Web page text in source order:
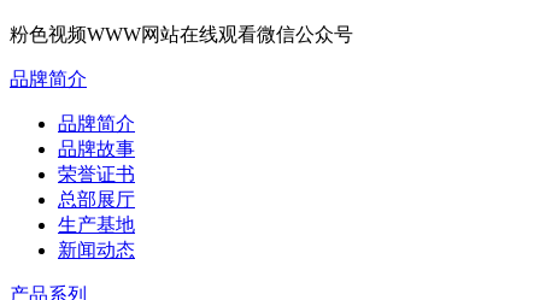
粉色视频WWW网站在线观看微信公众号
品牌简介
品牌简介
品牌故事
荣誉证书
总部展厅
生产基地
新闻动态
产品系列